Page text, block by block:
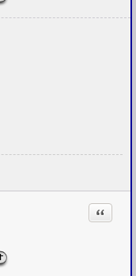
Citation